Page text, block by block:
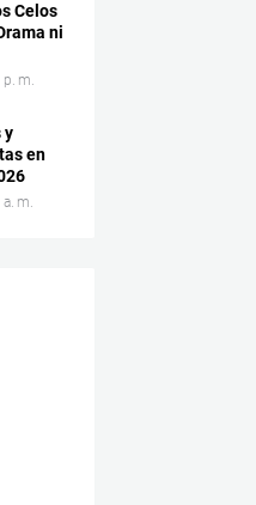
Celos
ni
m.
y
en
m.